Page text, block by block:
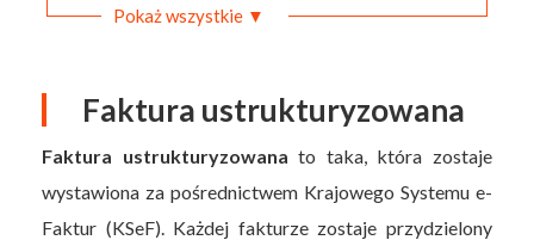
Pokaż wszystkie ▼
Faktura ustrukturyzowana
Faktura ustrukturyzowana to taka, która zostaje
wystawiona za pośrednictwem Krajowego Systemu e-
Faktur (KSeF). Każdej fakturze zostaje przydzielony